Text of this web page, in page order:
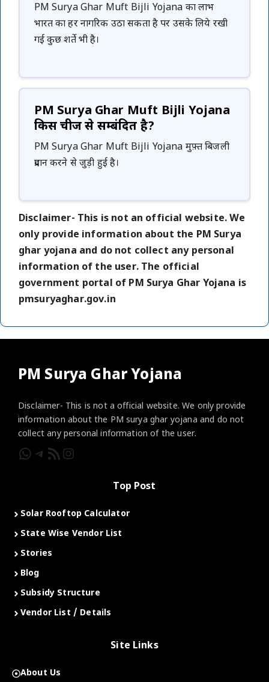
PM Surya Ghar Muft Bijli Yojana का लाभ
भारत का हर नागरिक उठा सकता है पर उसके लिये रखी
गई कुछ शर्ते भी है।
PM Surya Ghar Muft Bijli Yojana
किस चीज से सम्बंदित है?
PM Surya Ghar Muft Bijli Yojana मुफ़्त बिजली
प्रदान करने से जुड़ी हुई है।
Disclaimer- This is not an official website. We
only provide information about the PM Surya
ghar yojana and do not collect any personal
information of the user. The official
government portal of PM Surya Ghar Yojana is
pmsuryaghar.gov.in
PM Surya Ghar Yojana
Disclaimer- This is not a official website. We only provide
information about the PM surya ghar yojana and do not
collect any personal information of the user.
WhatsApp
Telegram
RSS FeedInstagram
Top Post
Solar Rooftop Calculator
State Wise Vendor List
Stories
Blog
Subsidy Structure
Vendor List / Details
Site Links
About Us